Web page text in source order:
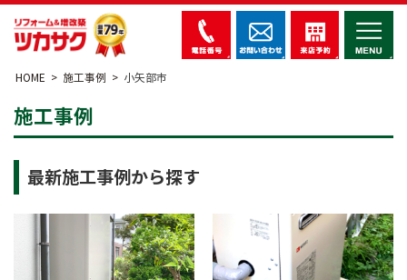
HOME 施工事例 小矢部市
施工事例
最新施工事例から探す